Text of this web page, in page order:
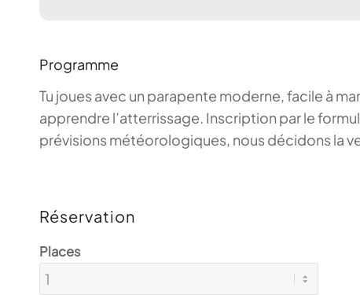
Programme
Tu joues avec un parapente moderne, facile à
apprendre l’atterrissage. Inscription par le
prévisions météorologiques, nous décidons la
Réservation
Places